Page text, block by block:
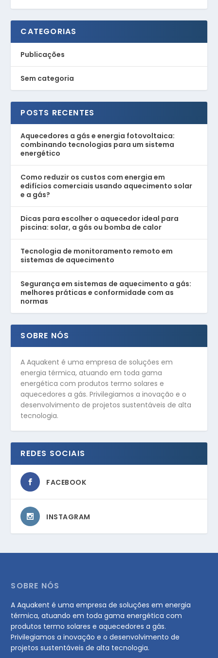
CATEGORIAS
Publicações
Sem categoria
POSTS RECENTES
Aquecedores a gás e energia fotovoltaica:
combinando tecnologias para um sistema
energético
Como reduzir os custos com energia em
edifícios comerciais usando aquecimento solar
e a gás?
Dicas para escolher o aquecedor ideal para
piscina: solar, a gás ou bomba de calor
Tecnologia de monitoramento remoto em
sistemas de aquecimento
Segurança em sistemas de aquecimento a gás:
melhores práticas e conformidade com as
normas
SOBRE NÓS
A Aquakent é uma empresa de soluções em
energia térmica, atuando em toda gama
energética com produtos termo solares e
aquecedores a gás. Privilegiamos a inovação e o
desenvolvimento de projetos sustentáveis de alta
tecnologia.
REDES SOCIAIS
FACEBOOK
INSTAGRAM
SOBRE NÓS
A Aquakent é uma empresa de soluções em energia
térmica, atuando em toda gama energética com
produtos termo solares e aquecedores a gás.
Privilegiamos a inovação e o desenvolvimento de
projetos sustentáveis de alta tecnologia.